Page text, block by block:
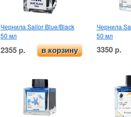
Чернила Sailor Blue/Black
50 мл
2355 р. в корзину
Чернила
50 мл
3350 р.